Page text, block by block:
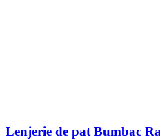
Lenjerie de pat Bumbac